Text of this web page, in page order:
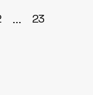
... 23